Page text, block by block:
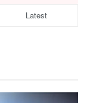
Latest